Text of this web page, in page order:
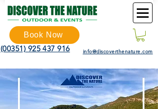
Book Now
(00351) 925 437 916 info@discoverthenature.com